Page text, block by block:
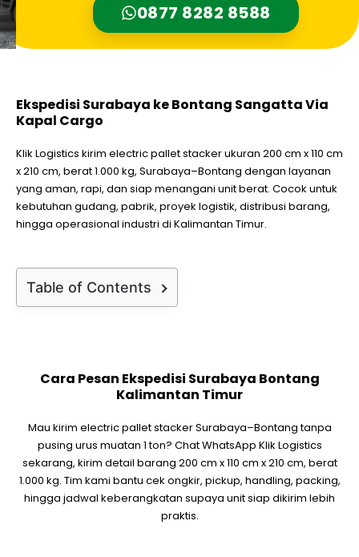
0877 8282 8588
Ekspedisi Surabaya ke Bontang Sangatta Via
Kapal Cargo
Klik Logistics kirim electric pallet stacker ukuran 200 cm x 110 cm
x 210 cm, berat 1.000 kg, Surabaya–Bontang dengan layanan
yang aman, rapi, dan siap menangani unit berat. Cocok untuk
kebutuhan gudang, pabrik, proyek logistik, distribusi barang,
hingga operasional industri di Kalimantan Timur.
Table of Contents
Cara Pesan Ekspedisi Surabaya Bontang
Kalimantan Timur
Mau kirim electric pallet stacker Surabaya–Bontang tanpa
pusing urus muatan 1 ton? Chat WhatsApp Klik Logistics
sekarang, kirim detail barang 200 cm x 110 cm x 210 cm, berat
1.000 kg. Tim kami bantu cek ongkir, pickup, handling, packing,
hingga jadwal keberangkatan supaya unit siap dikirim lebih
praktis.